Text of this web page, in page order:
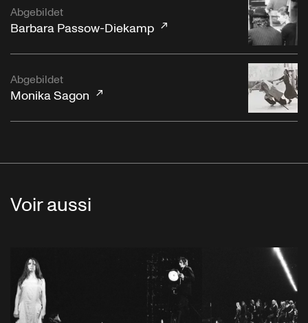
Abgebildet
Barbara Passow-Diekamp
Abgebildet
Monika Sagon
Voir aussi